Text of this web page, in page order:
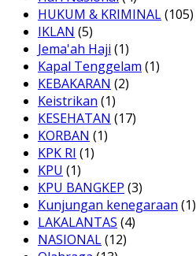
HUKUM & KRIMINAL(105)
IKLAN (5)
Jema'ah Haji (1)
Kapal Tenggelam (1)
KEBAKARAN (2)
Keistrikan (1)
KESEHATAN (17)
KORBAN (1)
KPK RI (1)
KPU (1)
KPU BANGKEP (3)
Kunjungan kenegaraan (1)
LAKALANTAS (4)
NASIONAL(12)